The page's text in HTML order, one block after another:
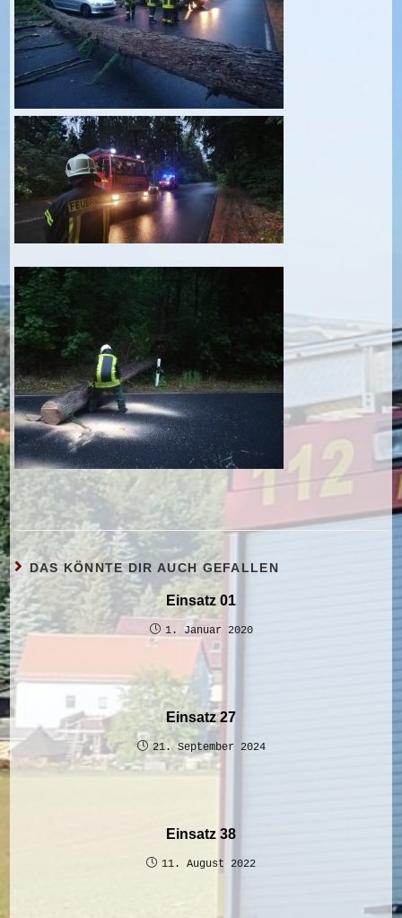
DAS KÖNNTE DIR AUCH GEFALLEN
Einsatz 01
1. Januar 2020
Einsatz 27
21. September 2024
Einsatz 38
11. August 2022